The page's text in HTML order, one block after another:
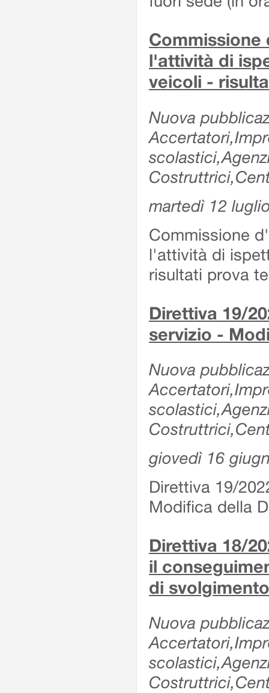
l'attività di
veicoli -
Nuova
martedì 12
Commissione
l'attività di
risultati prova
Direttiva 19/
servizio -
Nuova
giovedì 16
Direttiva 19/
Modifica della
Direttiva 18/
il
di
Nuova